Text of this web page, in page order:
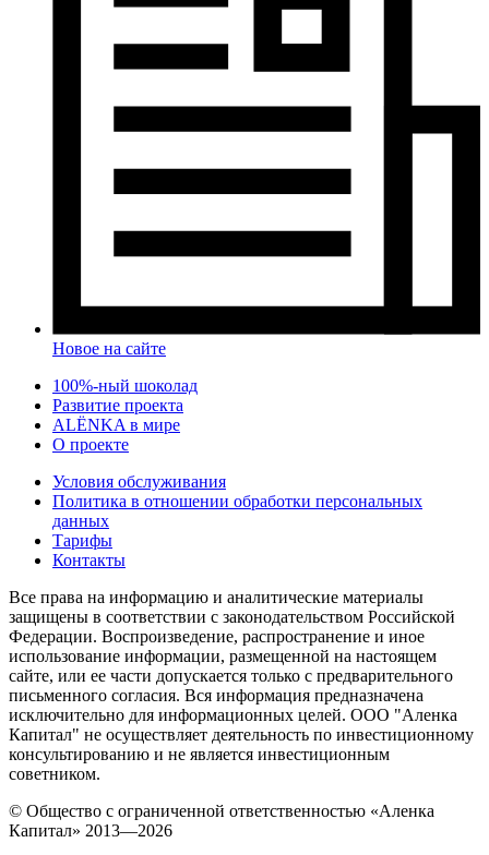
Новое на сайте
100%-ный шоколад
Развитие проекта
ALЁNKA в мире
О проекте
Условия обслуживания
Политика в отношении обработки персональных
данных
Тарифы
Контакты
Все права на информацию и аналитические материалы
защищены в соответствии с законодательством Российской
Федерации. Воспроизведение, распространение и иное
использование информации, размещенной на настоящем
сайте, или ее части допускается только с предварительного
письменного согласия. Вся информация предназначена
исключительно для информационных целей. ООО "Аленка
Капитал" не осуществляет деятельность по инвестиционному
консультированию и не является инвестиционным
советником.
© Общество с ограниченной ответственностью «Аленка
Капитал» 2013—2026